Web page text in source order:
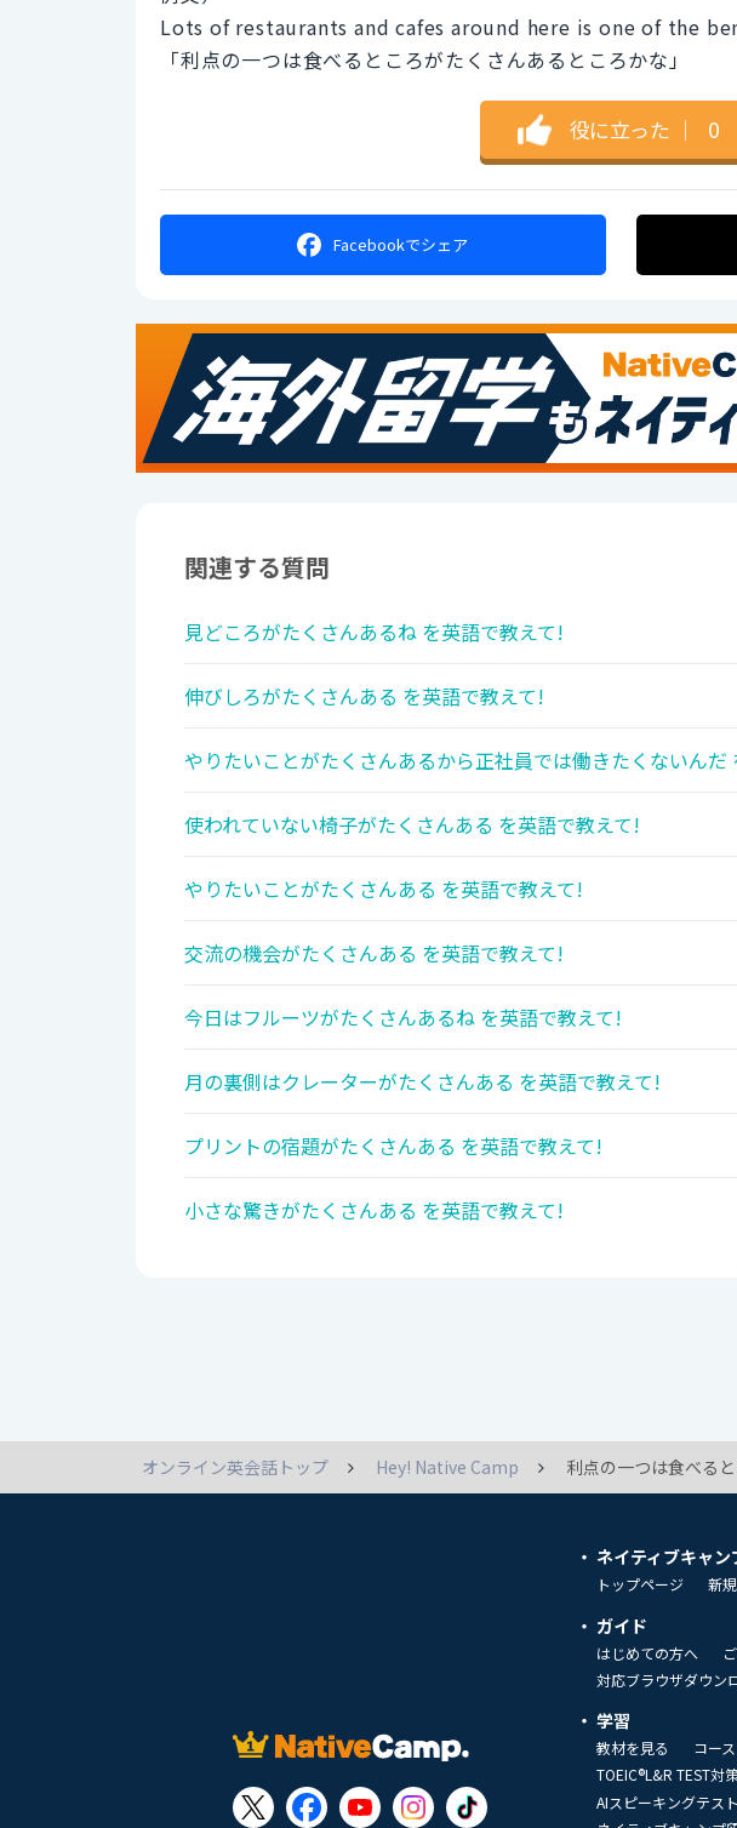
Lots of restaurants and cafes around here is one of the
「利点の一つは食べるところがたくさんあるところかな」
役に立った ｜ 0
Facebookでシェア
関連する質問
見どころがたくさんあるね を英語で教えて!
伸びしろがたくさんある を英語で教えて!
やりたいことがたくさんあるから正社員では働きたくないんだ
使われていない椅子がたくさんある を英語で教えて!
やりたいことがたくさんある を英語で教えて!
交流の機会がたくさんある を英語で教えて!
今日はフルーツがたくさんあるね を英語で教えて!
月の裏側はクレーターがたくさんある を英語で教えて!
プリントの宿題がたくさんある を英語で教えて!
小さな驚きがたくさんある を英語で教えて!
オンライン英会話トップ Hey! Native Camp 利点の一つは食べる
ネイティブキャン
トップページ 新
ガイド
はじめての方へ
対応ブラウザダウン
学習
教材を見る コー
TOEIC®L&R TEST対
AIスピーキングテスト